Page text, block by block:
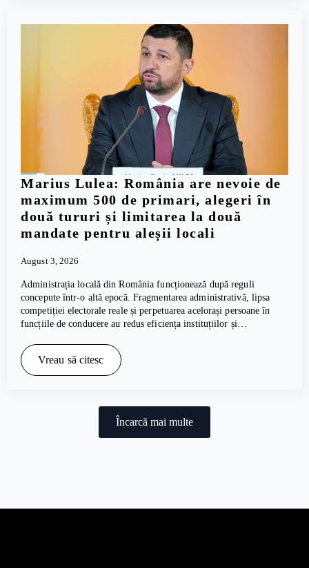
Marius Lulea: România are nevoie de
maximum 500 de primari, alegeri în
două tururi și limitarea la două
mandate pentru aleșii locali
August 3, 2026
Administrația locală din România funcționează după reguli
concepute într-o altă epocă. Fragmentarea administrativă, lipsa
competiției electorale reale și perpetuarea acelorași persoane în
funcțiile de conducere au redus eficiența instituțiilor și…
Vreau să citesc
Încarcă mai multe